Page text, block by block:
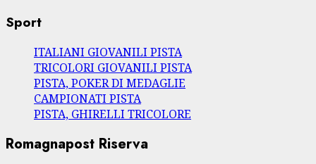
Sport
ITALIANI GIOVANILI PISTA
TRICOLORI GIOVANILI PISTA
PISTA, POKER DI MEDAGLIE
CAMPIONATI PISTA
PISTA, GHIRELLI TRICOLORE
Romagnapost Riserva